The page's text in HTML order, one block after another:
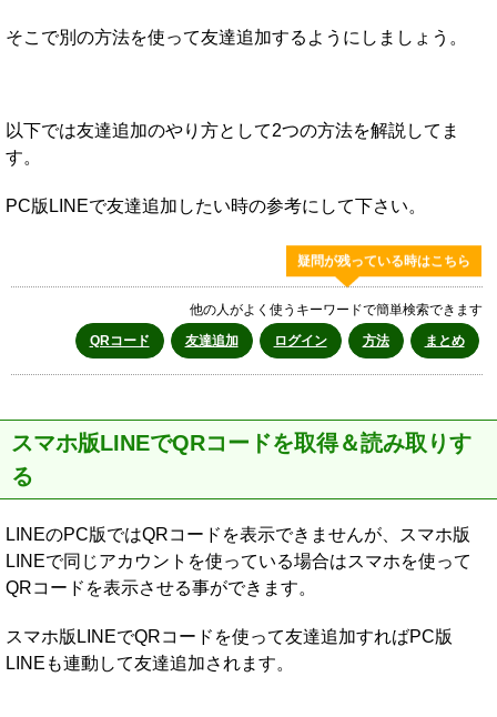
そこで別の方法を使って友達追加するようにしましょう。
以下では友達追加のやり方として2つの方法を解説してま
す。
PC版LINEで友達追加したい時の参考にして下さい。
疑問が残っている時はこちら
他の人がよく使うキーワードで簡単検索できます
QRコード
友達追加 ログイン 方法 まとめ
スマホ版LINEでQRコードを取得＆読み取りす
る
LINEのPC版ではQRコードを表示できませんが、スマホ版
LINEで同じアカウントを使っている場合はスマホを使って
QRコードを表示させる事ができます。
スマホ版LINEでQRコードを使って友達追加すればPC版
LINEも連動して友達追加されます。